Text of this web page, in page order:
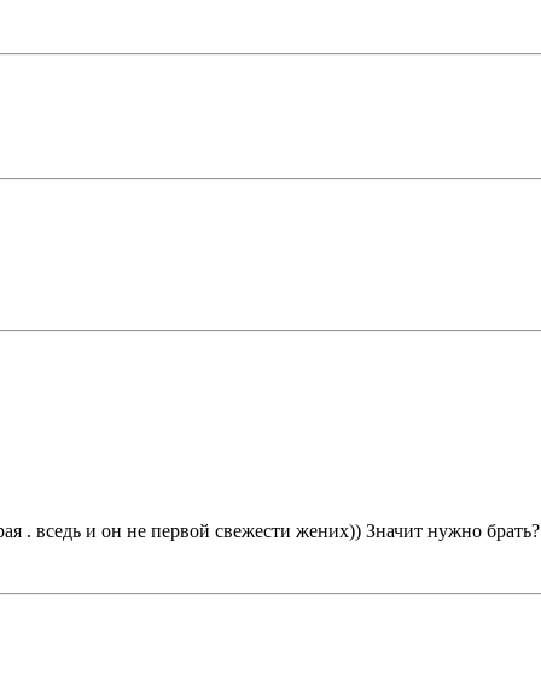
. вседь и он не первой свежести жених)) Значит нужно брать?